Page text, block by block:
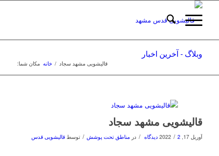
وبلاگ - آخرین اخبار
مکان شما: خانه / قالیشویی مشهد سجاد
قالیشویی مشهد سجاد
آوریل 17, 2022 / 2 دیدگاه / در مناطق تحت پوشش / توسط قالیشویی قدس